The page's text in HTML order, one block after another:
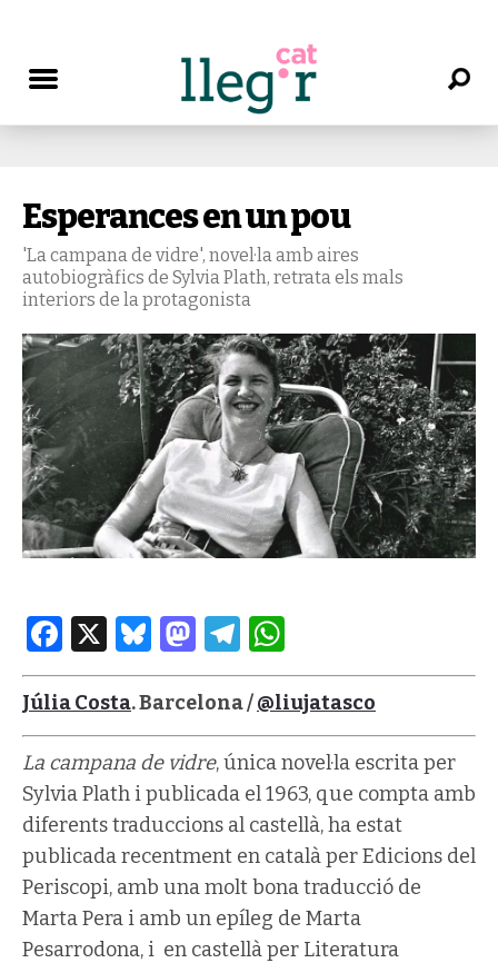
Esperances en un pou
'La campana de vidre', novel·la amb aires
autobiogràfics de Sylvia Plath, retrata els mals
interiors de la protagonista
Facebook
X Bluesky
Mastodon
Telegram
Júlia Costa. Barcelona /@liujatasco
La campana de vidre, única novel·la escrita per
Sylvia Plath i publicada el 1963, que compta amb
diferents traduccions al castellà, ha estat
publicada recentment en català per Edicions del
Periscopi, amb una molt bona traducció de
Marta Pera i amb un epíleg de Marta
Pesarrodona, i en castellà per Literatura